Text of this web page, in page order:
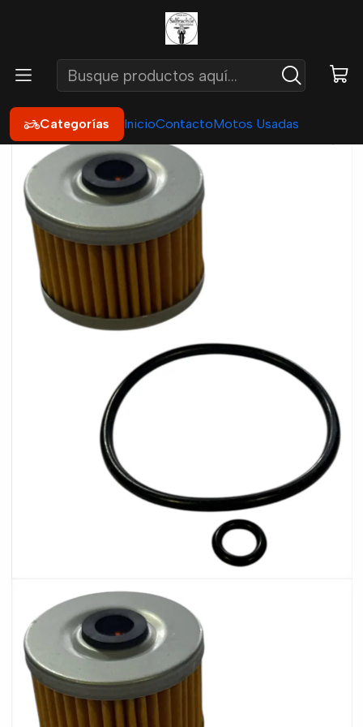
Categorías InicioContactoMotos Usadas
Filtros
Filtro Aceite XR 250 - CBX 250 - XRE 300 - TNT 150 FI -
VOGE LX 300 - 6E - VOGE 300 RR - VOGE CR6